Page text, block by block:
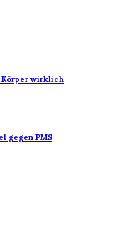
Körper wirklich
gegen PMS